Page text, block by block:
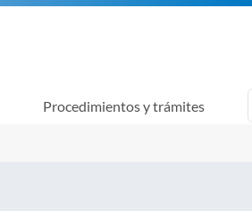
Procedimientos y trámites